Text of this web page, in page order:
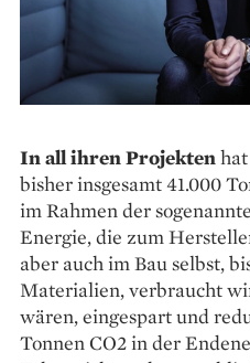
In all ihren Projekten
bisher insgesamt 41.000
im Rahmen der
Energie, die zum
aber auch im Bau selbst,
Materialien, verbraucht
wären, eingespart und
Tonnen CO2 in der